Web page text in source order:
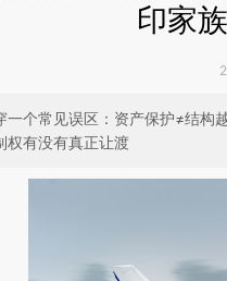
印家
一个常见误区：资产保护≠结构
权有没有真正让渡